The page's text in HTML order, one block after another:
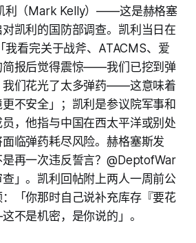
利（Mark Kelly）——这是赫格塞
凯利的国防部调查。凯利当日在
我看完关于战斧、ATACMS、爱
简报后觉得震惊——我们已挖到弹
我们花光了太多弹药——这意味着
不安全」；凯利是参议院军事和
，他指与中国在西太平洋或别处
临弹药耗尽风险。赫格塞斯发
再一次违反誓言？@DeptofWar
」。凯利回帖附上两人一周前公
「你那时自己说补充库存『要花
不是机密，是你说的」。